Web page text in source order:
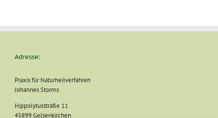
Adresse:
Praxis für Naturheilverfahren
Johannes Storms
Hippolytusstraße 11
45899 Gelsenkirchen